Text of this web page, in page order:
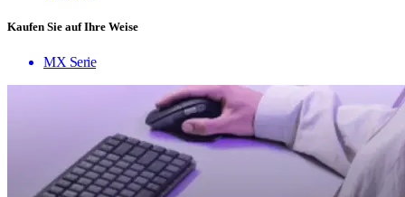
Kaufen Sie auf Ihre Weise
MX Serie